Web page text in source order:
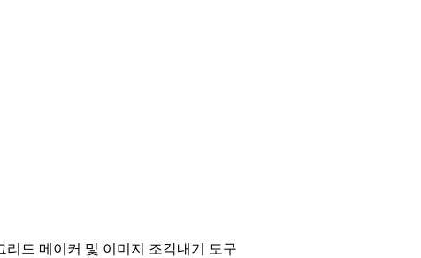
드 메이커 및 이미지 조각내기 도구